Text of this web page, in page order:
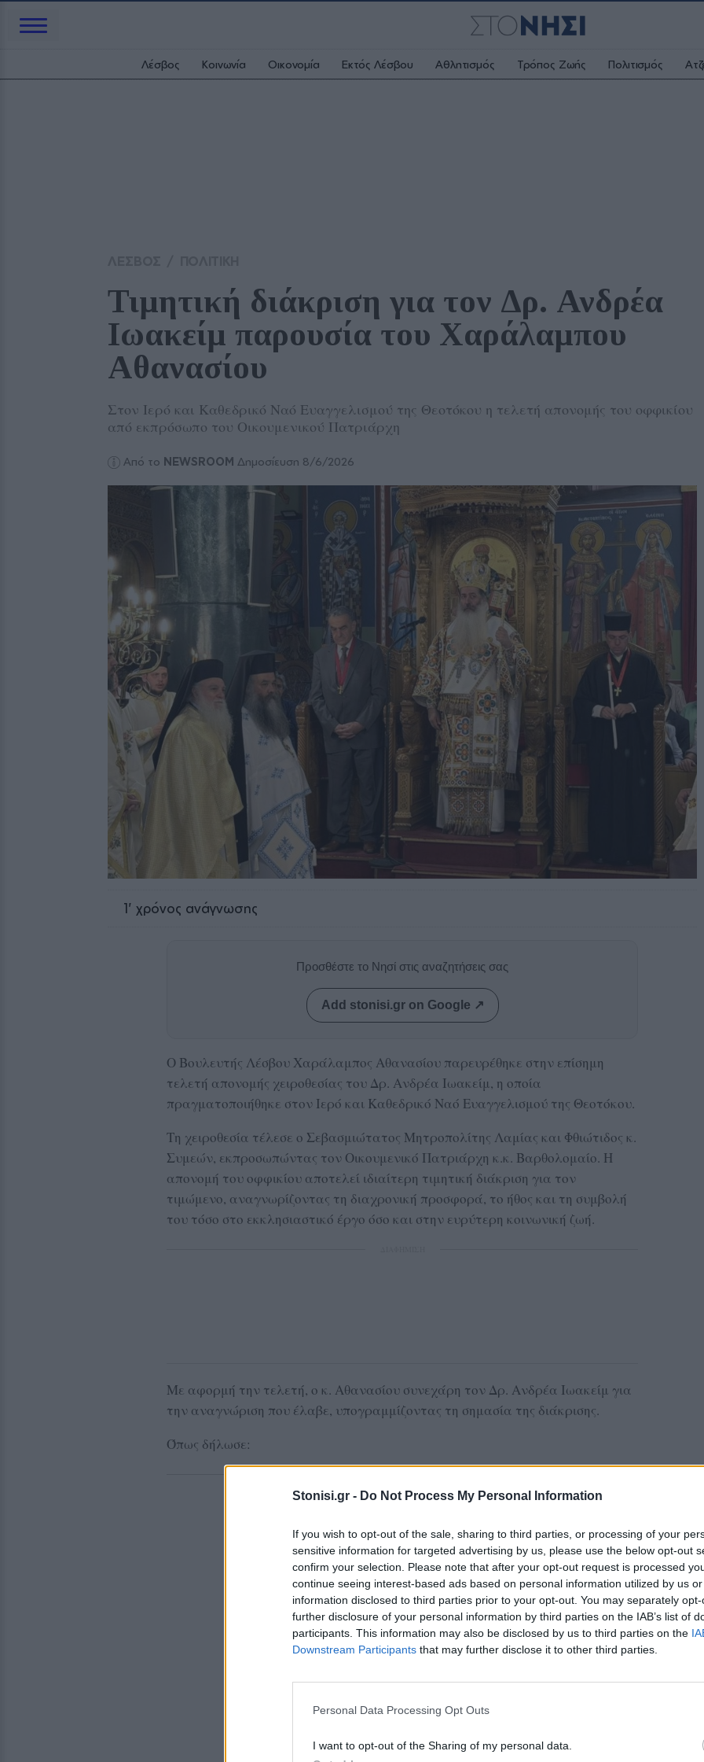
Stonisi.gr - Do Not Process My Personal Information
If you wish to opt-out of the sale, sharing to third parties, or processing of your
sensitive information for targeted advertising by us, please use the below opt-out
confirm your selection. Please note that after your opt-out request is processed
continue seeing interest-based ads based on personal information utilized by us
information disclosed to third parties prior to your opt-out. You may separately
further disclosure of your personal information by third parties on the IAB’s list of
participants. This information may also be disclosed by us to third parties on the
Downstream Participants that may further disclose it to other third parties.
Personal Data Processing Opt Outs
I want to opt-out of the Sharing of my personal data.
Λέσβος Κοινωνία Οικονομία Εκτός Λέσβου Αθλητισμός Τρόπος Ζωής Πολιτισμός
Τιμητική διάκριση για τον Δρ. Ανδρέα
Ιωακείμ παρουσία του Χαράλαμπου
Αθανασίου
Στον Ιερό και Καθεδρικό Ναό Ευαγγελισμού της Θεοτόκου η τελετή απονομής του οφφικίου
από εκπρόσωπο του Οικουμενικού Πατριάρχη
Από το NEWSROOM Δημοσίευση 8/6/2026
1' χρόνος ανάγνωσης
Προσθέστε το Νησί στις αναζητήσεις σας
Add stonisi.gr on Google ↗
Ο Βουλευτής Λέσβου Χαράλαμπος Αθανασίου παρευρέθηκε στην επίσημη
τελετή απονομής χειροθεσίας του Δρ. Ανδρέα Ιωακείμ, η οποία
πραγματοποιήθηκε στον Ιερό και Καθεδρικό Ναό Ευαγγελισμού της Θεοτόκου.
Τη χειροθεσία τέλεσε ο Σεβασμιώτατος Μητροπολίτης Λαμίας και Φθιώτιδος κ.
Συμεών, εκπροσωπώντας τον Οικουμενικό Πατριάρχη κ.κ. Βαρθολομαίο. Η
απονομή του οφφικίου αποτελεί ιδιαίτερη τιμητική διάκριση για τον
τιμώμενο, αναγνωρίζοντας τη διαχρονική προσφορά, το ήθος και τη συμβολή
του τόσο στο εκκλησιαστικό έργο όσο και στην ευρύτερη κοινωνική ζωή.
Με αφορμή την τελετή, ο κ. Αθανασίου συνεχάρη τον Δρ. Ανδρέα Ιωακείμ για
την αναγνώριση που έλαβε, υπογραμμίζοντας τη σημασία της διάκρισης.
Όπως δήλωσε: